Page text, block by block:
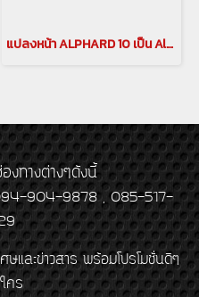
แปลงหน้า ALPHARD 10 เป็น Alphard 30 ปี 2015-2017
งทางต่างๆดังนี้
904-9878 , 085-517-
ษและข่าวสาร พร้อมโปรโมชั่นดีๆ
คร